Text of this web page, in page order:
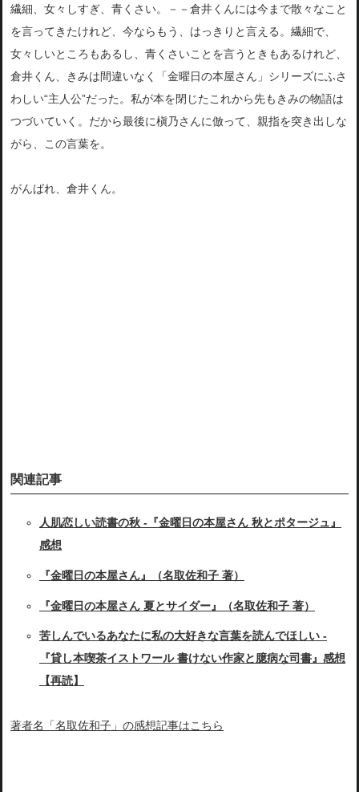
繊細、女々しすぎ、青くさい。－－倉井くんには今まで散々なこと
を言ってきたけれど、今ならもう、はっきりと言える。繊細で、
女々しいところもあるし、青くさいことを言うときもあるけれど、
倉井くん、きみは間違いなく「金曜日の本屋さん」シリーズにふさ
わしい“主人公”だった。私が本を閉じたこれから先もきみの物語は
つづいていく。だから最後に槇乃さんに倣って、親指を突き出しな
がら、この言葉を。
がんばれ、倉井くん。
関連記事
人肌恋しい読書の秋 -『金曜日の本屋さん 秋とポタージュ』
感想
『金曜日の本屋さん』（名取佐和子 著）
『金曜日の本屋さん 夏とサイダー』（名取佐和子 著）
苦しんでいるあなたに私の大好きな言葉を読んでほしい -
『貸し本喫茶イストワール 書けない作家と臆病な司書』感想
【再読】
著者名「名取佐和子」の感想記事はこちら